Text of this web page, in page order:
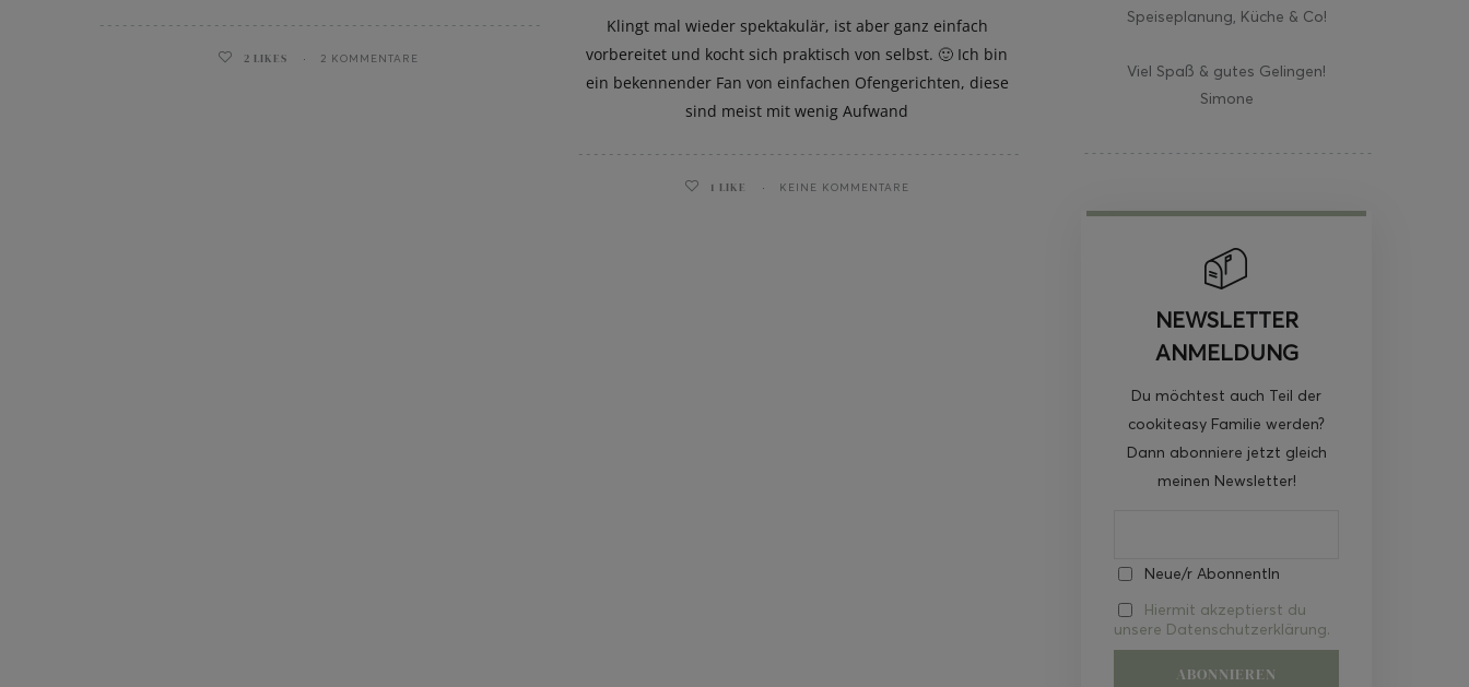
2 LIKES 2 KOMMENTARE
Klingt mal wieder spektakulär, ist aber ganz einfach
vorbereitet und kocht sich praktisch von selbst. 🙂 Ich bin
ein bekennender Fan von einfachen Ofengerichten, diese
sind meist mit wenig Aufwand
1 LIKE KEINE KOMMENTARE
Speiseplanung, Küche & Co!
Viel Spaß & gutes Gelingen!
Simone
NEWSLETTER
ANMELDUNG
Du möchtest auch Teil der
cookiteasy Familie werden?
Dann abonniere jetzt gleich
meinen Newsletter!
Neue/r AbonnentIn
Hiermit akzeptierst du
unsere Datenschutzerklärung.